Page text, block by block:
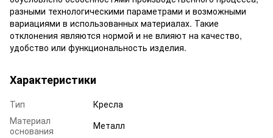
разными технологическими параметрами и возможными
вариациями в использованных материалах. Такие
отклонения являются нормой и не влияют на качество,
удобство или функциональность изделия.
Характеристики
Тип
Кресла
Материал
основания
Металл